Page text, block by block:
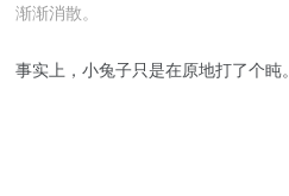
渐渐消散。
事实上，小兔子只是在原地打了个盹。